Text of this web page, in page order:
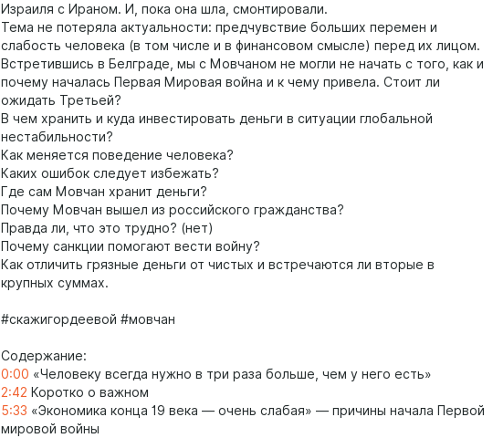
Израиля с Ираном. И, пока она шла, смонтировали.
Тема не потеряла актуальности: предчувствие больших перемен и
слабость человека (в том числе и в финансовом смысле) перед их лицом.
Встретившись в Белграде, мы с Мовчаном не могли не начать с того, как и
почему началась Первая Мировая война и к чему привела. Стоит ли
ожидать Третьей?
В чем хранить и куда инвестировать деньги в ситуации глобальной
нестабильности?
Как меняется поведение человека?
Каких ошибок следует избежать?
Где сам Мовчан хранит деньги?
Почему Мовчан вышел из российского гражданства?
Правда ли, что это трудно? (нет)
Почему санкции помогают вести войну?
Как отличить грязные деньги от чистых и встречаются ли вторые в
крупных суммах.
#скажигордеевой #мовчан
Содержание:
0:00 «Человеку всегда нужно в три раза больше, чем у него есть»
2:42 Коротко о важном
5:33 «Экономика конца 19 века — очень слабая» — причины начала Первой
мировой войны